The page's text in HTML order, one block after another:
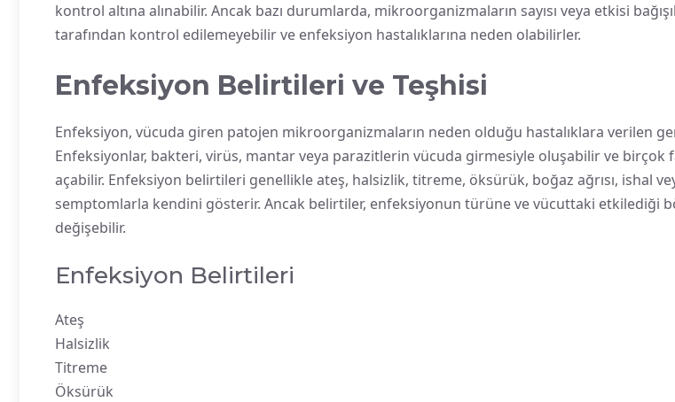
kontrol altına alınabilir. Ancak bazı durumlarda, mikroorganizmaların sayısı veya etkisi
tarafından kontrol edilemeyebilir ve enfeksiyon hastalıklarına neden olabilirler.
Enfeksiyon Belirtileri ve Teşhisi
Enfeksiyon, vücuda giren patojen mikroorganizmaların neden olduğu hastalıklara verilen
Enfeksiyonlar, bakteri, virüs, mantar veya parazitlerin vücuda girmesiyle oluşabilir ve birçok
açabilir. Enfeksiyon belirtileri genellikle ateş, halsizlik, titreme, öksürük, boğaz ağrısı, ishal
semptomlarla kendini gösterir. Ancak belirtiler, enfeksiyonun türüne ve vücuttaki etkilediği
değişebilir.
Enfeksiyon Belirtileri
Ateş
Halsizlik
Titreme
Öksürük